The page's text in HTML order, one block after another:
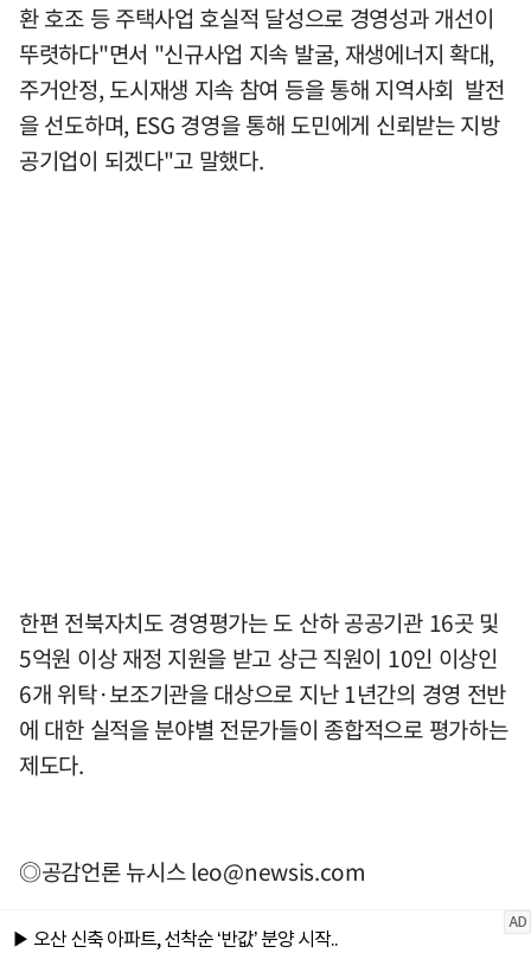
환 호조 등 주택사업 호실적 달성으로 경영성과 개선이
뚜렷하다"면서 "신규사업 지속 발굴, 재생에너지 확대,
주거안정, 도시재생 지속 참여 등을 통해 지역사회 발전
을 선도하며, ESG 경영을 통해 도민에게 신뢰받는 지방
공기업이 되겠다"고 말했다.
한편 전북자치도 경영평가는 도 산하 공공기관 16곳 및
5억원 이상 재정 지원을 받고 상근 직원이 10인 이상인
6개 위탁·보조기관을 대상으로 지난 1년간의 경영 전반
에 대한 실적을 분야별 전문가들이 종합적으로 평가하는
제도다.
◎공감언론 뉴시스leo@newsis.com